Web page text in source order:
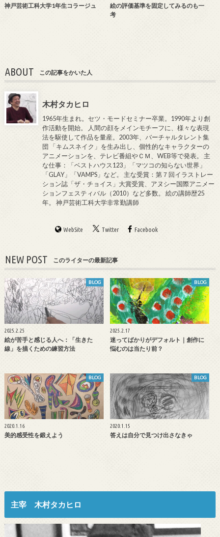
神戸芸術工科大学1年生コラージュ
絵の評価基準を固定してみるのも一
考
ABOUT この記事をかいた人
木村タカヒロ
1965年生まれ。セツ・モードセミナー卒業。1990年より創
作活動を開始。 人間の顔をメインモチーフに、様々な表現
法を駆使して作品を量産。2003年、バーチャルタレント集
団 「キムスネイク」を生み出し、個性的なキャラクターの
アニメーションを、テレビ番組やＣＭ、WEB等で発表。 主
な仕事：「ベストハウス123」「マツコの知らない世界」
「GLAY」「VAMPS」など。 主な受賞：第７回イラストレー
ション誌「ザ・チョイス」大賞受賞、アヌシー国際アニメー
ションフェスティバル（2010）など多数。 絵の講師歴25
年。 神戸芸術工科大学非常勤講師
WebSite Twitter Facebook
NEW POST このライターの最新記事
BLOG
2025.2.25
絵が苦手と感じる人へ：「生きた
線」を描くための練習方法
BLOG
2025.2.17
迷ってばかりがデフォルト｜創作に
悩むのは当たり前？
BLOG
2020.1.16
美的感受性を鍛えよう
BLOG
2020.1.15
答えは自分で見つけ出さなきゃ
主宰 木村タカヒロ